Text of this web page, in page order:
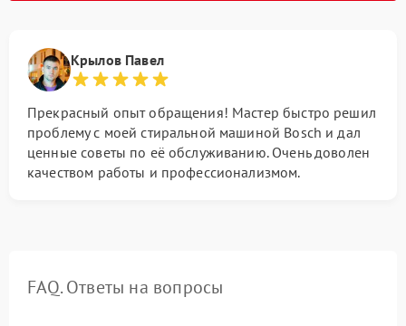
Крылов Павел
Прекрасный опыт обращения! Мастер быстро решил
проблему с моей стиральной машиной Bosch и дал
ценные советы по её обслуживанию. Очень доволен
качеством работы и профессионализмом.
FAQ. Ответы на вопросы